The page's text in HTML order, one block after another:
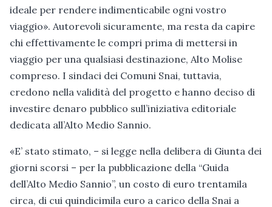
ideale per rendere indimenticabile ogni vostro
viaggio». Autorevoli sicuramente, ma resta da capire
chi effettivamente le compri prima di mettersi in
viaggio per una qualsiasi destinazione, Alto Molise
compreso. I sindaci dei Comuni Snai, tuttavia,
credono nella validità del progetto e hanno deciso di
investire denaro pubblico sull’iniziativa editoriale
dedicata all’Alto Medio Sannio.
«E’ stato stimato, – si legge nella delibera di Giunta dei
giorni scorsi – per la pubblicazione della “Guida
dell’Alto Medio Sannio”, un costo di euro trentamila
circa, di cui quindicimila euro a carico della Snai a